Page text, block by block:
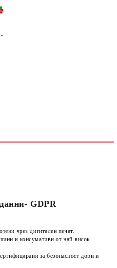
GDPR
чрез дигитален печат.
и консумативи от най-висок
за безопасност дори и